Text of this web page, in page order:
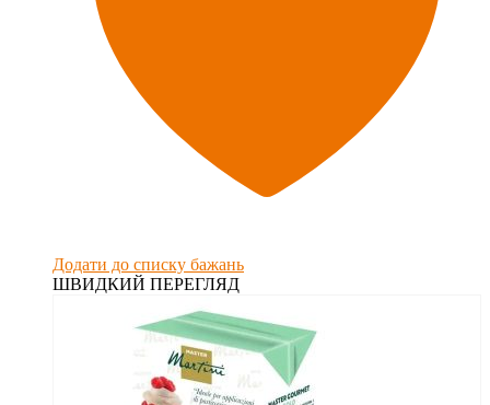
Додати до списку бажань
ШВИДКИЙ ПЕРЕГЛЯД